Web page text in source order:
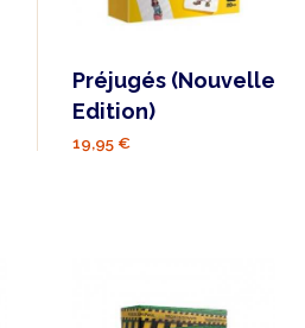
Préjugés (Nouvelle
Edition)
19,95 €